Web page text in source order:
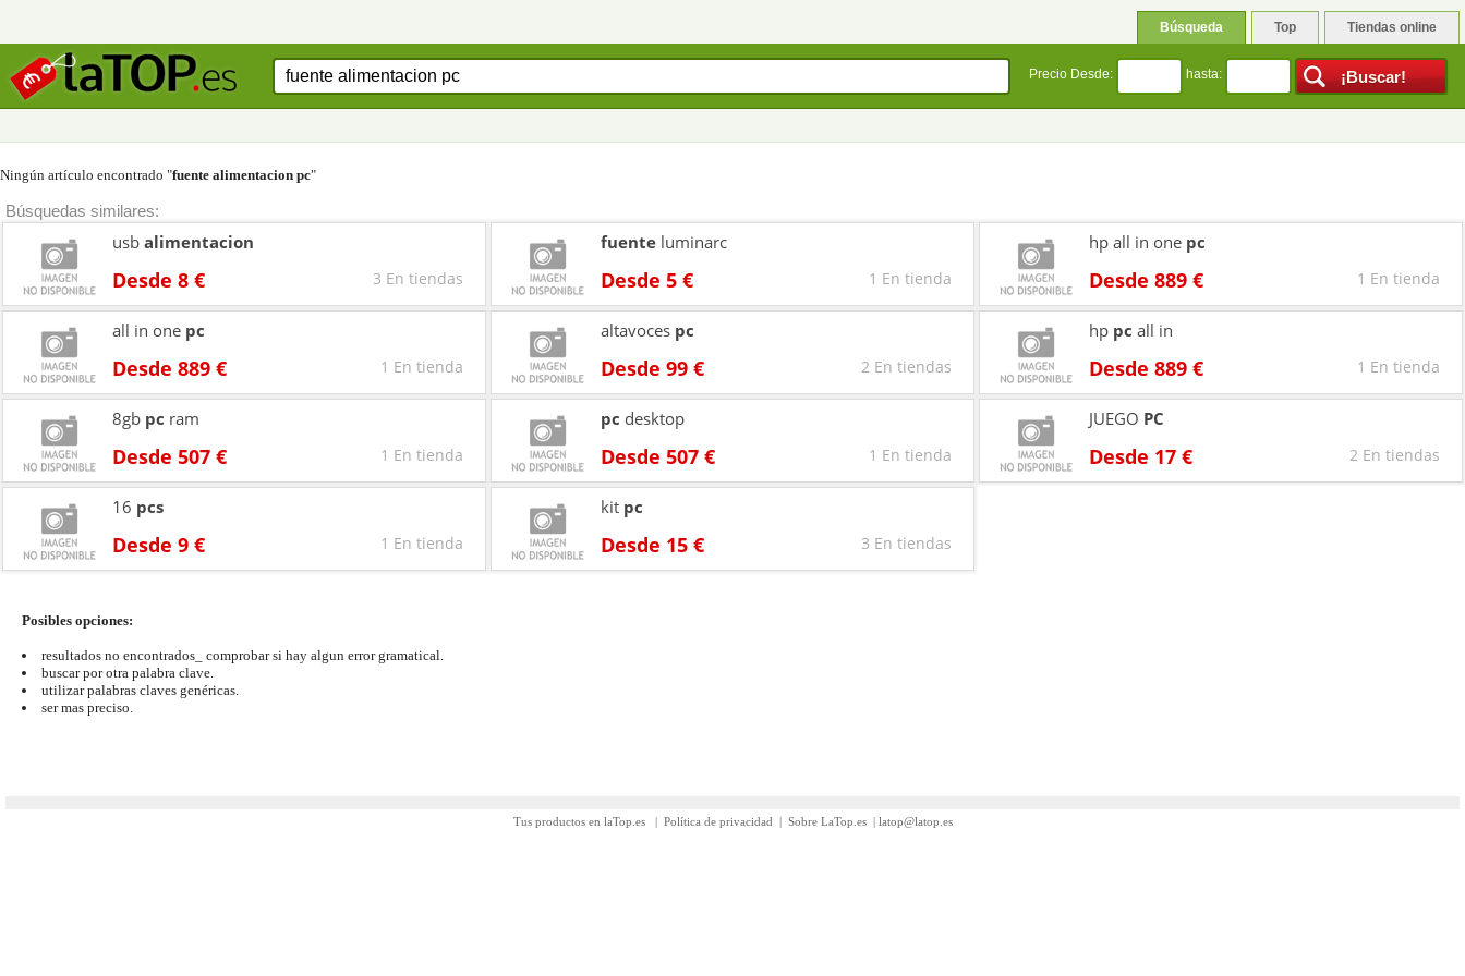
Búsqueda Top Tiendas online
Precio Desde: hasta:
Ningún artículo encontrado "fuente alimentacion pc"
Búsquedas similares:
Desde 8 € 3 En tiendas
usb alimentacion
Desde 5 € 1 En tienda
fuenteluminarc
Desde 889 € 1 En tienda
hp all in one pc
Desde 889 € 1 En tienda
all in one pc
Desde 99 € 2 En tiendas
altavoces pc
Desde 889 € 1 En tienda
hp pc all in
Desde 507 € 1 En tienda
8gb pc ram
Desde 507 € 1 En tienda
pc desktop
Desde 17 € 2 En tiendas
JUEGO PC
Desde 9 € 1 En tienda
16 pcs
Desde 15 € 3 En tiendas
kit pc
Posibles opciones:
resultados no encontrados_ comprobar si hay algun error gramatical.
buscar por otra palabra clave.
utilizar palabras claves genéricas.
ser mas preciso.
Tus productos en laTop.es | Política de privacidad | Sobre LaTop.es| latop@latop.es